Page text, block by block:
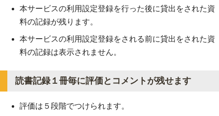
本サービスの利用設定登録を行った後に貸出をされた資
料の記録が残ります。
本サービスの利用設定登録をされる前に貸出をされた資
料の記録は表示されません。
読書記録１冊毎に評価とコメントが残せます
評価は５段階でつけられます。